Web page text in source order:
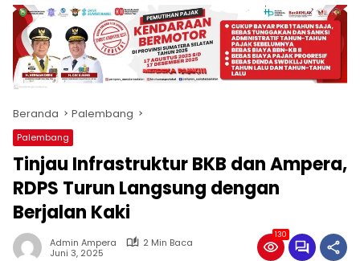
produk
antara
lain
mampu
menjadi
komunikasi
usaha
(beriklan),
fokus
pada
pemberitaan
nasional
maupun
international,
Beranda Palembang
Palembang
Tinjau Infrastruktur BKB dan Ampera,
RDPS Turun Langsung dengan
Berjalan Kaki
Admin Ampera
2 Min Baca
Juni 3, 2025
130